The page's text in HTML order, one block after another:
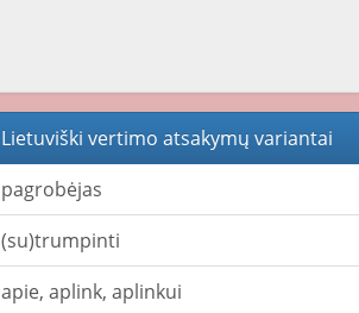
Lietuviški vertimo atsakymų variantai
pagrobėjas
(su)trumpinti
apie, aplink, aplinkui